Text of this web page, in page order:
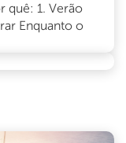
quê: 1. Verão
Enquanto o